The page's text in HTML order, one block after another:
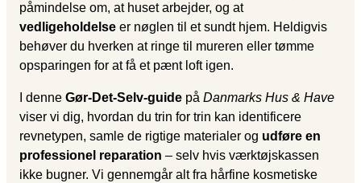
påmindelse om, at huset arbejder, og at
vedligeholdelse er nøglen til et sundt hjem. Heldigvis
behøver du hverken at ringe til mureren eller tømme
opsparingen for at få et pænt loft igen.
I denne Gør-Det-Selv-guide på Danmarks Hus & Have
viser vi dig, hvordan du trin for trin kan identificere
revnetypen, samle de rigtige materialer og udføre en
professionel reparation – selv hvis værktøjskassen
ikke bugner. Vi gennemgår alt fra hårfine kosmetiske